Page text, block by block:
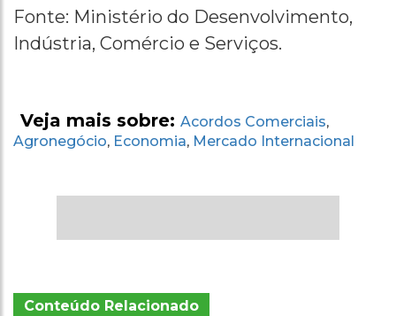
Fonte: Ministério do Desenvolvimento,
Indústria, Comércio e Serviços.
Veja mais sobre: Acordos Comerciais,
Agronegócio, Economia, Mercado Internacional
Conteúdo Relacionado